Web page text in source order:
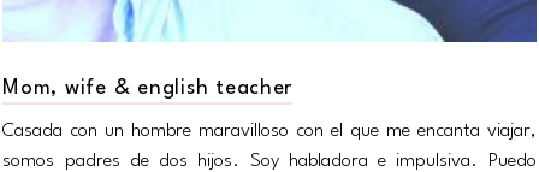
Mom, wife & english teacher
Casada con un hombre maravilloso con el que me encanta viajar,
somos padres de dos hijos. Soy habladora e impulsiva. Puedo